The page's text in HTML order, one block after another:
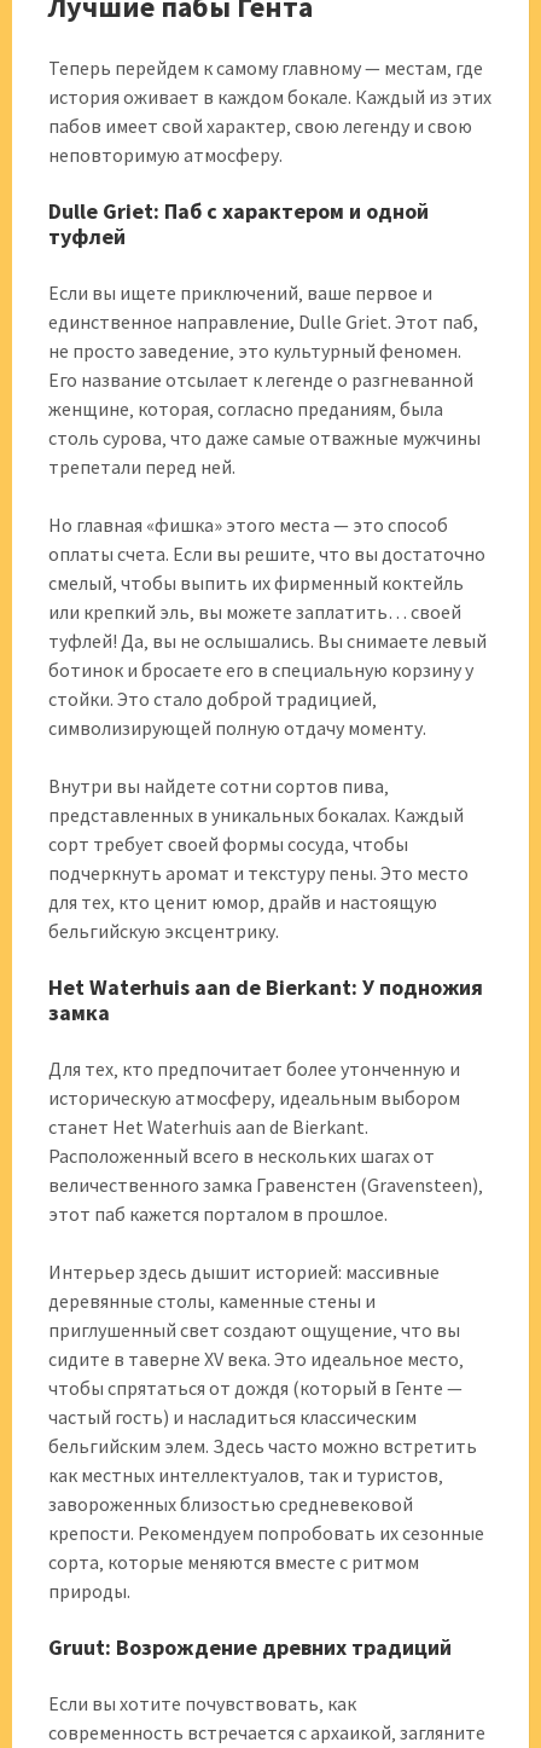
Теперь перейдем к самому главному — местам‚ где
история оживает в каждом бокале. Каждый из этих
пабов имеет свой характер‚ свою легенду и свою
неповторимую атмосферу.
Dulle Griet: Паб с характером и одной
туфлей
Если вы ищете приключений‚ ваше первое и
единственное направление, Dulle Griet. Этот паб,
не просто заведение‚ это культурный феномен.
Его название отсылает к легенде о разгневанной
женщине‚ которая‚ согласно преданиям‚ была
столь сурова‚ что даже самые отважные мужчины
трепетали перед ней.
Но главная «фишка» этого места — это способ
оплаты счета. Если вы решите‚ что вы достаточно
смелый‚ чтобы выпить их фирменный коктейль
или крепкий эль‚ вы можете заплатить… своей
туфлей! Да‚ вы не ослышались. Вы снимаете левый
ботинок и бросаете его в специальную корзину у
стойки. Это стало доброй традицией‚
символизирующей полную отдачу моменту.
Внутри вы найдете сотни сортов пива‚
представленных в уникальных бокалах. Каждый
сорт требует своей формы сосуда‚ чтобы
подчеркнуть аромат и текстуру пены. Это место
для тех‚ кто ценит юмор‚ драйв и настоящую
бельгийскую эксцентрику.
Het Waterhuis aan de Bierkant: У подножия
замка
Для тех‚ кто предпочитает более утонченную и
историческую атмосферу‚ идеальным выбором
станет Het Waterhuis aan de Bierkant.
Расположенный всего в нескольких шагах от
величественного замка Гравенстен (Gravensteen)‚
этот паб кажется порталом в прошлое.
Интерьер здесь дышит историей: массивные
деревянные столы‚ каменные стены и
приглушенный свет создают ощущение‚ что вы
сидите в таверне XV века. Это идеальное место‚
чтобы спрятаться от дождя (который в Генте —
частый гость) и насладиться классическим
бельгийским элем. Здесь часто можно встретить
как местных интеллектуалов‚ так и туристов‚
завороженных близостью средневековой
крепости. Рекомендуем попробовать их сезонные
сорта‚ которые меняются вместе с ритмом
природы.
Gruut: Возрождение древних традиций
Если вы хотите почувствовать‚ как
современность встречается с архаикой‚ загляните